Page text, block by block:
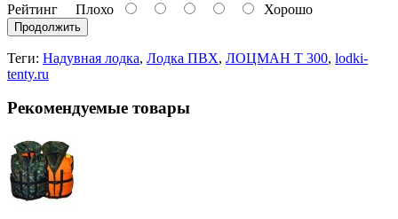
Рейтинг Плохо Хорошо
Продолжить
Теги: Надувная лодка, Лодка ПВХ, ЛОЦМАН Т 300, lodki-
tenty.ru
Рекомендуемые товары